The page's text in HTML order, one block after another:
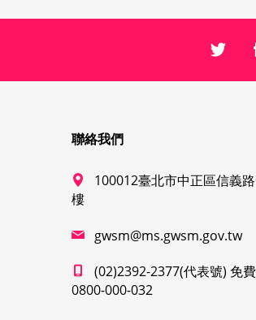
聯絡我們
100012臺北市中正區信義
樓
gwsm@ms.gwsm.gov.tw
(02)2392-2377(代表號) 免
0800-000-032